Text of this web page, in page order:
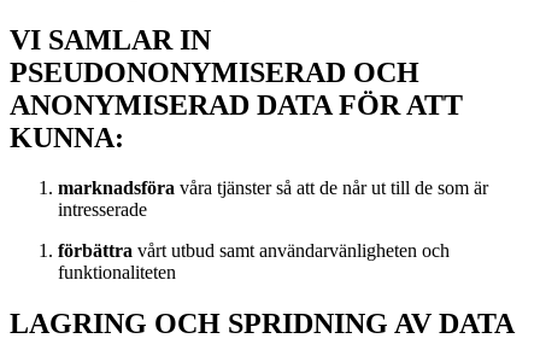
VI SAMLAR IN
PSEUDONONYMISERAD OCH
ANONYMISERAD DATA FÖR ATT
KUNNA:
marknadsföra våra tjänster så att de når ut till de som är
intresserade
förbättra vårt utbud samt användarvänligheten och
funktionaliteten
LAGRING OCH SPRIDNING AV DATA